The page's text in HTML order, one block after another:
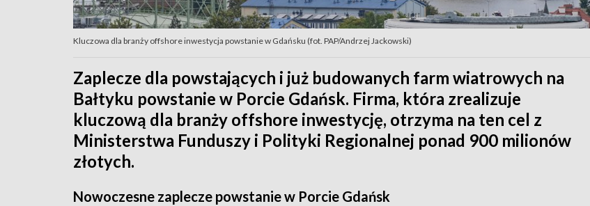
Kluczowa dla branży offshore inwestycja powstanie w Gdańsku (fot. PAP/Andrzej Jackowski)
Zaplecze dla powstających i już budowanych farm wiatrowych na
Bałtyku powstanie w Porcie Gdańsk. Firma, która zrealizuje
kluczową dla branży offshore inwestycję, otrzyma na ten cel z
Ministerstwa Funduszy i Polityki Regionalnej ponad 900 milionów
złotych.
Nowoczesne zaplecze powstanie w Porcie Gdańsk